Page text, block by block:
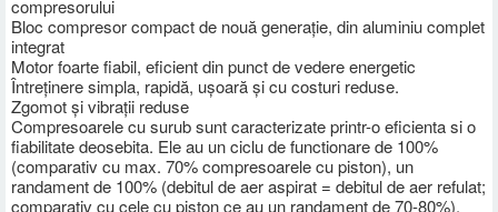
compresorului
Bloc compresor compact de nouă generație, din aluminiu complet
integrat
Motor foarte fiabil, eficient din punct de vedere energetic
Întreținere simpla, rapidă, ușoară și cu costuri reduse.
Zgomot și vibrații reduse
Compresoarele cu surub sunt caracterizate printr-o eficienta si o
fiabilitate deosebita. Ele au un ciclu de functionare de 100%
(comparativ cu max. 70% compresoarele cu piston), un
randament de 100% (debitul de aer aspirat = debitul de aer refulat;
comparativ cu cele cu piston ce au un randament de 70-80%).